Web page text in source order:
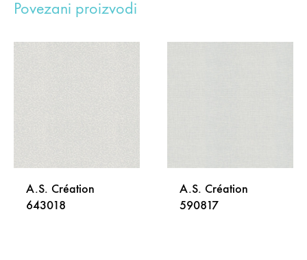
Povezani proizvodi
A.S. Création
643018
A.S. Création
590817